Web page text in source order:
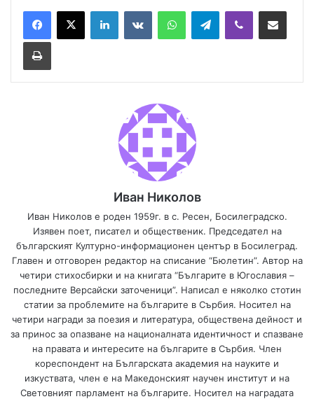
Иван Николов
Иван Николов е роден 1959г. в с. Ресен, Босилеградско.
Изявен поет, писател и общественик. Председател на
българският Културно-информационен център в Босилеград.
Главен и отговорен редактор на списание “Бюлетин”. Автор на
четири стихосбирки и на книгата “Българите в Югославия –
последните Версайски заточеници”. Написал е няколко стотин
статии за проблемите на българите в Сърбия. Носител на
четири награди за поезия и литература, обществена дейност и
за принос за опазване на националната идентичност и спазване
на правата и интересите на българите в Сърбия. Член
кореспондент на Българската академия на науките и
изкуствата, член е на Македонският научен институт и на
Световният парламент на българите. Носител на наградата